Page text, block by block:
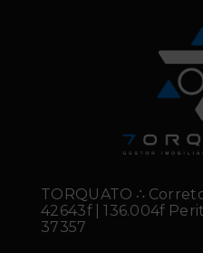
TORQUATO ∴
42643f | 136.004f
37357